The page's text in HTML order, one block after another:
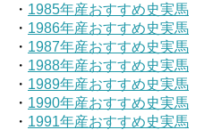
・ 1985年産おすすめ史実馬
・ 1986年産おすすめ史実馬
・ 1987年産おすすめ史実馬
・ 1988年産おすすめ史実馬
・ 1989年産おすすめ史実馬
・ 1990年産おすすめ史実馬
・ 1991年産おすすめ史実馬